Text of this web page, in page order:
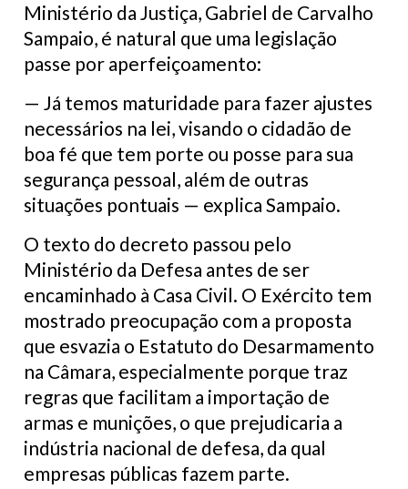
Ministério da Justiça, Gabriel de Carvalho
Sampaio, é natural que uma legislação
passe por aperfeiçoamento:
— Já temos maturidade para fazer ajustes
necessários na lei, visando o cidadão de
boa fé que tem porte ou posse para sua
segurança pessoal, além de outras
situações pontuais — explica Sampaio.
O texto do decreto passou pelo
Ministério da Defesa antes de ser
encaminhado à Casa Civil. O Exército tem
mostrado preocupação com a proposta
que esvazia o Estatuto do Desarmamento
na Câmara, especialmente porque traz
regras que facilitam a importação de
armas e munições, o que prejudicaria a
indústria nacional de defesa, da qual
empresas públicas fazem parte.